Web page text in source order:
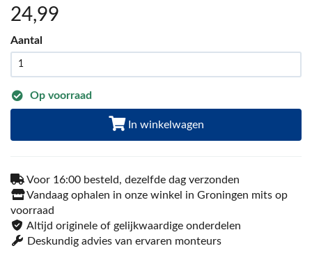
24,99
Aantal
Op voorraad
In winkelwagen
Voor 16:00 besteld, dezelfde dag verzonden
Vandaag ophalen in onze winkel in Groningen mits op
voorraad
Altijd originele of gelijkwaardige onderdelen
Deskundig advies van ervaren monteurs